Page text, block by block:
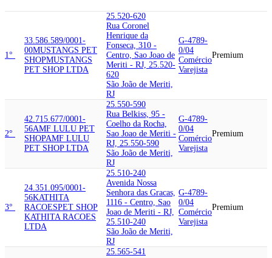
1°
33.586.589/0001-
00MUSTANGS PET
SHOPMUSTANGS
PET SHOP LTDA
25.520-620
Rua Coronel
Henrique da
Fonseca, 310 -
Centro, Sao Joao de
Meriti - RJ, 25.520-
620
São João de Meriti,
RJ
G-4789-
0/04
Comércio
Varejista
Premium
2°
42.715.677/0001-
56AMF LULU PET
SHOPAMF LULU
PET SHOP LTDA
25.550-590
Rua Belkiss, 95 -
Coelho da Rocha,
Sao Joao de Meriti -
RJ, 25.550-590
São João de Meriti,
RJ
G-4789-
0/04
Comércio
Varejista
Premium
3°
24.351.095/0001-
56KATHITA
RACOESPET SHOP
KATHITA RACOES
LTDA
25.510-240
Avenida Nossa
Senhora das Gracas,
1116 - Centro, Sao
Joao de Meriti - RJ,
25.510-240
São João de Meriti,
RJ
G-4789-
0/04
Comércio
Varejista
Premium
25.565-541